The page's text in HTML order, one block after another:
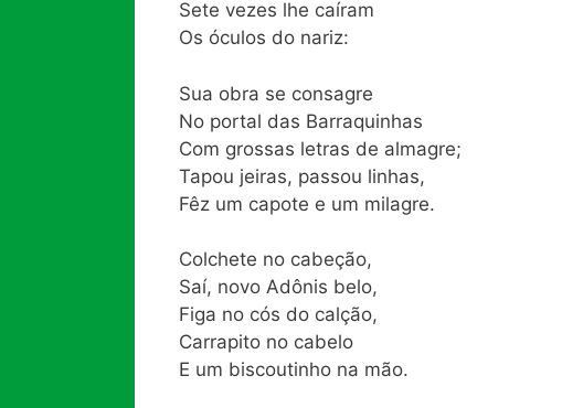
Sete vezes lhe caíram
Os óculos do nariz:
Sua obra se consagre
No portal das Barraquinhas
Com grossas letras de almagre;
Tapou jeiras, passou linhas,
Fêz um capote e um milagre.
Colchete no cabeção,
Saí, novo Adônis belo,
Figa no cós do calção,
Carrapito no cabelo
E um biscoutinho na mão.